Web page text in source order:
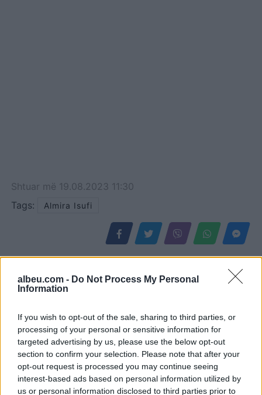
albeu.com - Do Not Process My Personal
Information
If you wish to opt-out of the sale, sharing to third parties, or
processing of your personal or sensitive information for
targeted advertising by us, please use the below opt-out
section to confirm your selection. Please note that after your
opt-out request is processed you may continue seeing
interest-based ads based on personal information utilized by
us or personal information disclosed to third parties prior to
Shtuar më 19.08.2023 11:30
Tags:
Almira Isufi
Eric Wendt konfirmohet
nga Senati si ambasador i
Futbolli librazhdas në zi,
ndahet nga jeta Besnik